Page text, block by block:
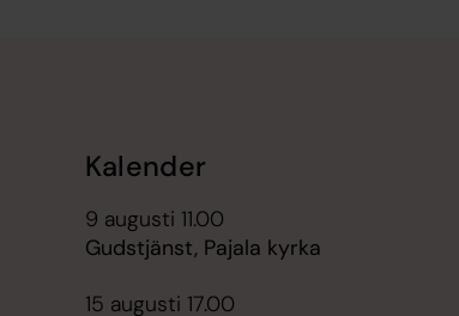
Kalender
9 augusti 11.00
Gudstjänst, Pajala kyrka
15 augusti 17.00